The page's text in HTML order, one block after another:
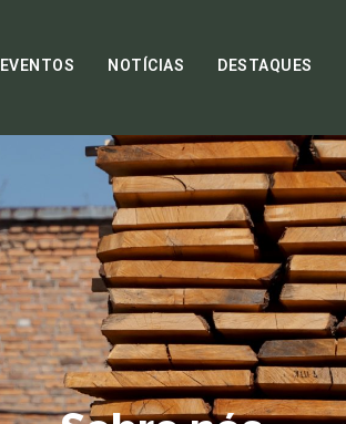
EVENTOS NOTÍCIAS DESTAQUES